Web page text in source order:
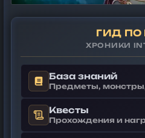
ГИД ПО
ХРОНИКИ
База знаний
Предметы,
Квесты
Прохождения и